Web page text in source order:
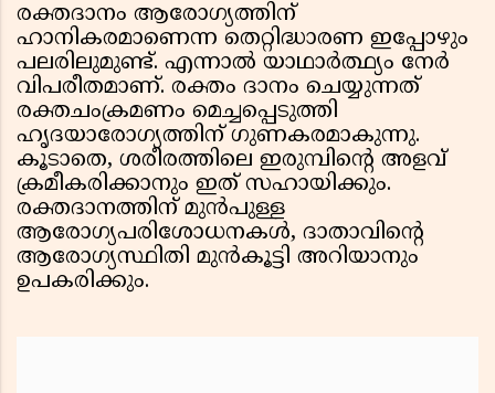
രക്തദാനം ആരോഗ്യത്തിന്
ഹാനികരമാണെന്ന തെറ്റിദ്ധാരണ ഇപ്പോഴും
പലരിലുമുണ്ട്. എന്നാൽ യാഥാർത്ഥ്യം നേർ
വിപരീതമാണ്. രക്തം ദാനം ചെയ്യുന്നത്
രക്തചംക്രമണം മെച്ചപ്പെടുത്തി
ഹൃദയാരോഗ്യത്തിന് ഗുണകരമാകുന്നു.
കൂടാതെ, ശരീരത്തിലെ ഇരുമ്പിൻ്റെ അളവ്
ക്രമീകരിക്കാനും ഇത് സഹായിക്കും.
രക്തദാനത്തിന് മുൻപുള്ള
ആരോഗ്യപരിശോധനകൾ, ദാതാവിൻ്റെ
ആരോഗ്യസ്ഥിതി മുൻകൂട്ടി അറിയാനും
ഉപകരിക്കും.